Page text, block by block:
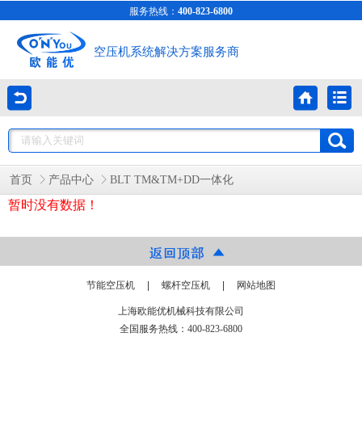
服务热线： 400-823-6800
空压机系统解决方案服务商
首页 产品中心 BLT TM&TM+DD一体化
暂时没有数据！
节能空压机 螺杆空压机 网站地图
上海欧能优机械科技有限公司
全国服务热线：400-823-6800